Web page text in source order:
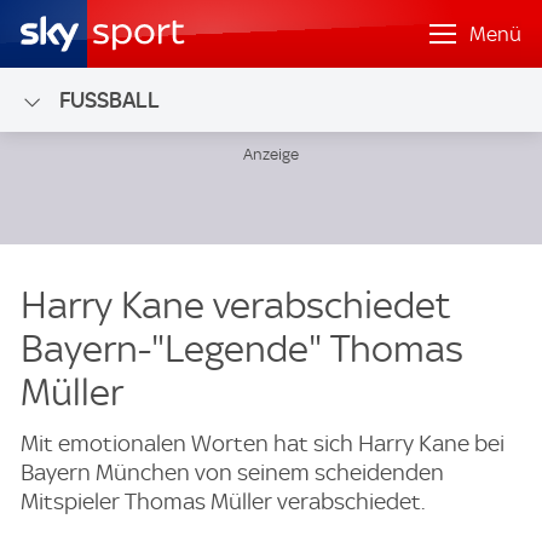
Menü
FUSSBALL
Harry Kane verabschiedet
Bayern-"Legende" Thomas
Müller
Mit emotionalen Worten hat sich Harry Kane bei
Bayern München von seinem scheidenden
Mitspieler Thomas Müller verabschiedet.